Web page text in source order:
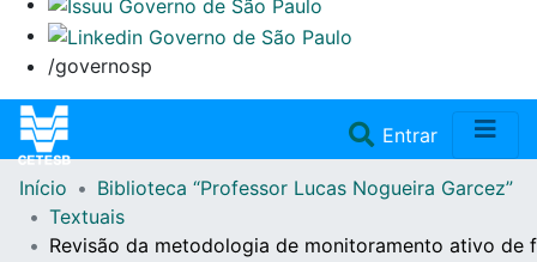
/governosp
Entrar(current)
Home
Início
Biblioteca “Professor Lucas Nogueira Garcez”
Textuais
Revisão da metodologia de monitoramento ativo